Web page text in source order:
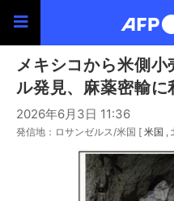
メキシコから米側
ル発見、麻薬密輸に
2026年6月3日 11:36
発信地：ロサンゼルス/米国 [ 米国